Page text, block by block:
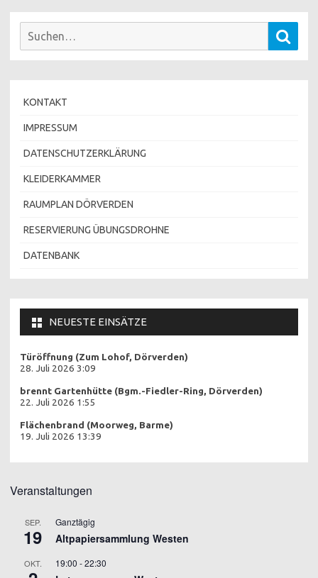
Suchen
KONTAKT
IMPRESSUM
DATENSCHUTZERKLÄRUNG
KLEIDERKAMMER
RAUMPLAN DÖRVERDEN
RESERVIERUNG ÜBUNGSDROHNE
DATENBANK
NEUESTE EINSÄTZE
Türöffnung (Zum Lohof, Dörverden)
28. Juli 2026 3:09
brennt Gartenhütte (Bgm.-Fiedler-Ring, Dörverden)
22. Juli 2026 1:55
Flächenbrand (Moorweg, Barme)
19. Juli 2026 13:39
Veranstaltungen
SEP.
19
Ganztägig
Altpapiersammlung Westen
OKT. 19:00 -22:30